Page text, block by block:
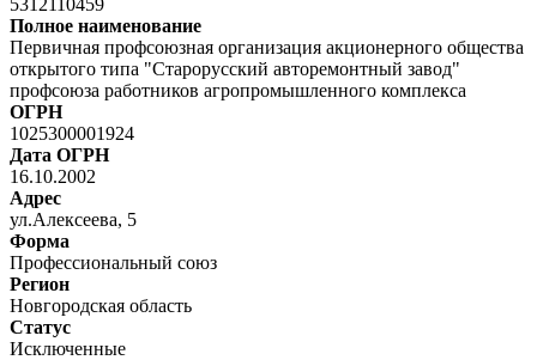
Полное наименование
Первичная профсоюзная организация акционерного общества
открытого типа "Старорусский авторемонтный завод"
профсоюза работников агропромышленного комплекса
ОГРН
1025300001924
Дата ОГРН
16.10.2002
Адрес
ул.Алексеева, 5
Форма
Профессиональный союз
Регион
Новгородская область
Статус
Исключенные